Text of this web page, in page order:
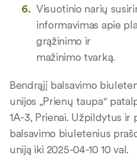
Visuotinio narių
informavimas apie
grąžinimo ir
mažinimo tvarką.
Bendrąjį balsavimo
unijos „Prienų taupa“
1A-3, Prienai. Užpildytus ir
balsavimo biuletenius
uniją iki 2025-04-10 10 val.